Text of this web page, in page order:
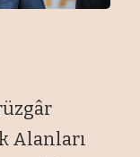
Alanları